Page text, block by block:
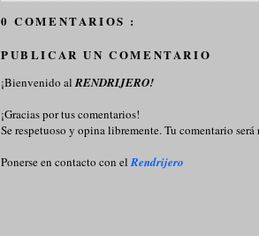
0 COMENTARIOS :
PUBLICAR UN COMENTARIO
¡Bienvenido alRENDRIJERO!
¡Gracias por tus comentarios!
Se respetuoso y opina libremente. Tu comentario
Ponerse en contacto con elRendrijero